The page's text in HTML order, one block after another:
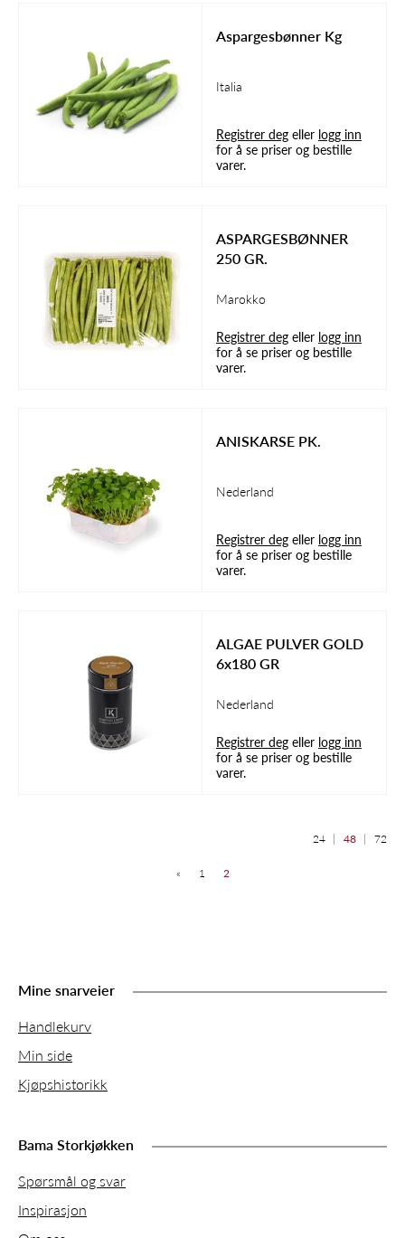
Aspargesbønner Kg
Italia
Registrer deg eller logg inn
for å se priser og bestille
varer.
ASPARGESBØNNER
250 GR.
Marokko
Registrer deg eller logg inn
for å se priser og bestille
varer.
ANISKARSE PK.
Nederland
Registrer deg eller logg inn
for å se priser og bestille
varer.
ALGAE PULVER GOLD
6x180 GR
Nederland
Registrer deg eller logg inn
for å se priser og bestille
varer.
24 48 72
« 1 2
Mine snarveier
Handlekurv
Min side
Kjøpshistorikk
Bama Storkjøkken
Spørsmål og svar
Inspirasjon